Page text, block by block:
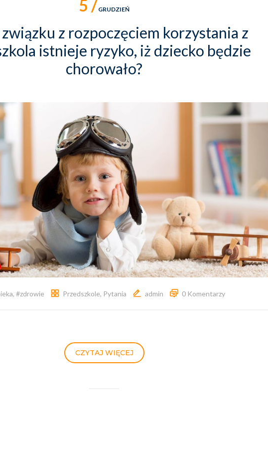
5 / GRUDZIEŃ
z rozpoczęciem korzystania z
istnieje ryzyko, iż dziecko będzie
chorowało?
, #zdrowie Przedszkole, Pytania admin 0 Komentarzy
CZYTAJ WIĘCEJ